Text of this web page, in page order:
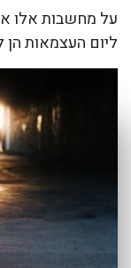
על מחשבות אלו
ליום העצמאות